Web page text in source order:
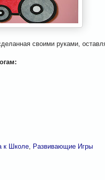
своими руками,
к Школе Развивающие Игры